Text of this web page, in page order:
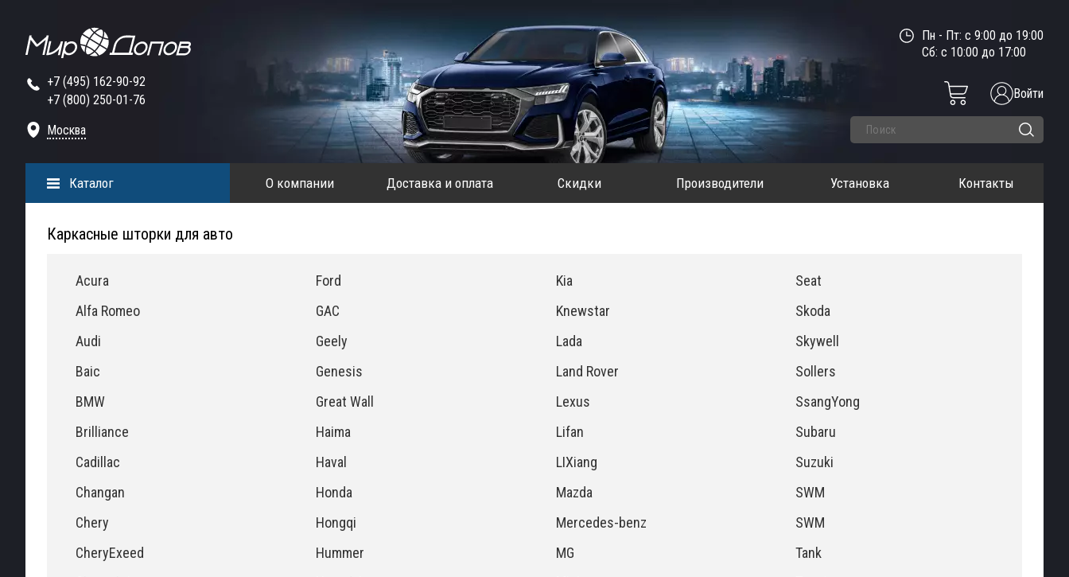
+7 (495) 162-90-92
+7 (800) 250-01-76
Москва
Пн - Пт: с 9:00 до 19:00
Сб: с 10:00 до 17:00
Войти
О компании Доставка и оплата Скидки Производители Установка Контакты
Каталог
Каркасные шторки для авто
Acura
Alfa Romeo
Audi
Baic
BMW
Brilliance
Cadillac
Changan
Chery
CheryExeed
Ford
GAC
Geely
Genesis
Great Wall
Haima
Haval
Honda
Hongqi
Hummer
Kia
Knewstar
Lada
Land Rover
Lexus
Lifan
LIXiang
Mazda
Mercedes-benz
MG
Seat
Skoda
Skywell
Sollers
SsangYong
Subaru
Suzuki
SWM
SWM
Tank